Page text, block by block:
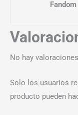
Fandom
No hay
Solo los usuarios
producto pueden